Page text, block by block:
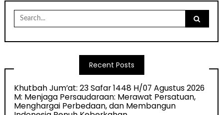
Search
for:
Recent Posts
Khutbah Jum’at: 23 Safar 1448 H/07 Agustus 2026
M: Menjaga Persaudaraan: Merawat Persatuan,
Menghargai Perbedaan, dan Membangun